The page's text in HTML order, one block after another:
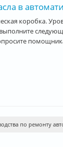
в
коробка.
по ремонту